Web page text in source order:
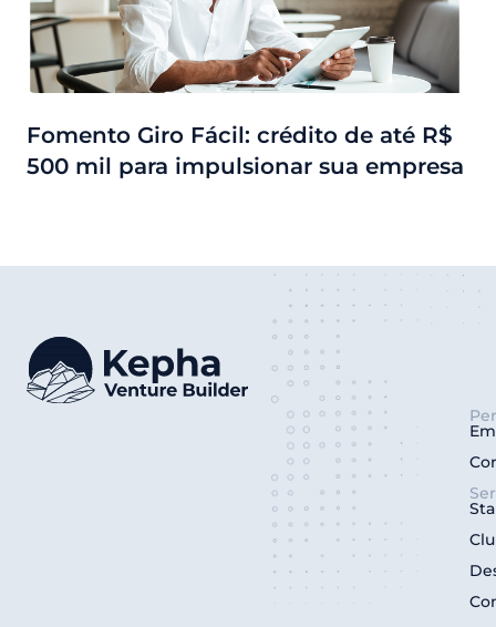
Fomento Giro Fácil: crédito de até R$
500 mil para impulsionar sua empresa